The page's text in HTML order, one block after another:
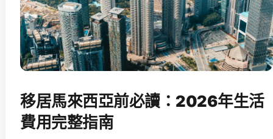
移居馬來西亞前必讀：2026年生活
費用完整指南